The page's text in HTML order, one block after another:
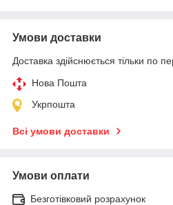
Умови доставки
Доставка здійснюється тільки по
Нова Пошта
Укрпошта
Всі умови доставки
Умови оплати
Безготівковий розрахунок